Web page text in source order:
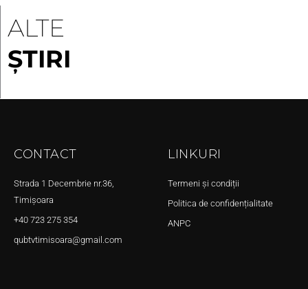
ALTE
ȘTIRI
CONTACT
Strada 1 Decembrie nr.36,
Timișoara
+40 723 275 354
qubtvtimisoara@gmail.com
LINKURI
Termeni și condiții
Politica de confidențialitate
ANPC